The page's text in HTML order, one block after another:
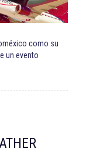
como su
un evento